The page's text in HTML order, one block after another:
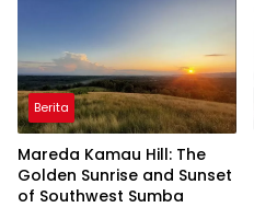
Berita
Mareda Kamau Hill: The
Golden Sunrise and Sunset
of Southwest Sumba